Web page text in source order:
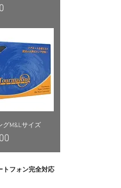
グM&Lサイズ
トフォン完全対応